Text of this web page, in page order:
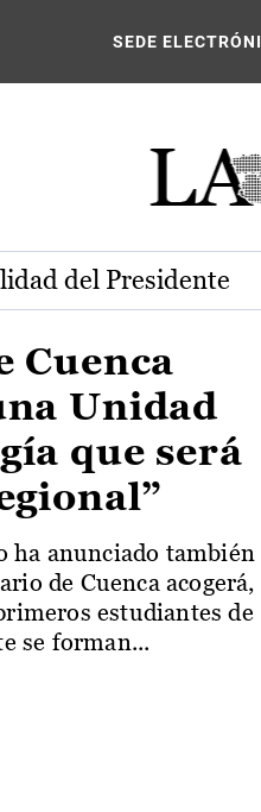
de Castilla-
SEDE
del Presidente
Cuenca
Unidad
que será
ha anunciado también
de Cuenca acogerá,
estudiantes de
se forman...